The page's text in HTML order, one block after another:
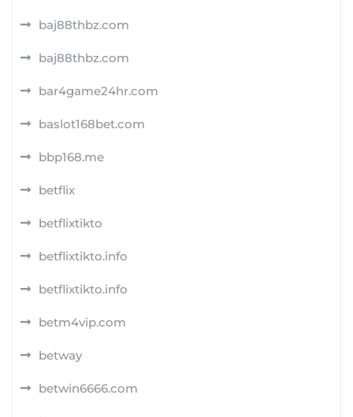
baj88thbz.com
baj88thbz.com
bar4game24hr.com
baslot168bet.com
bbp168.me
betflix
betflixtikto
betflixtikto.info
betflixtikto.info
betm4vip.com
betway
betwin6666.com